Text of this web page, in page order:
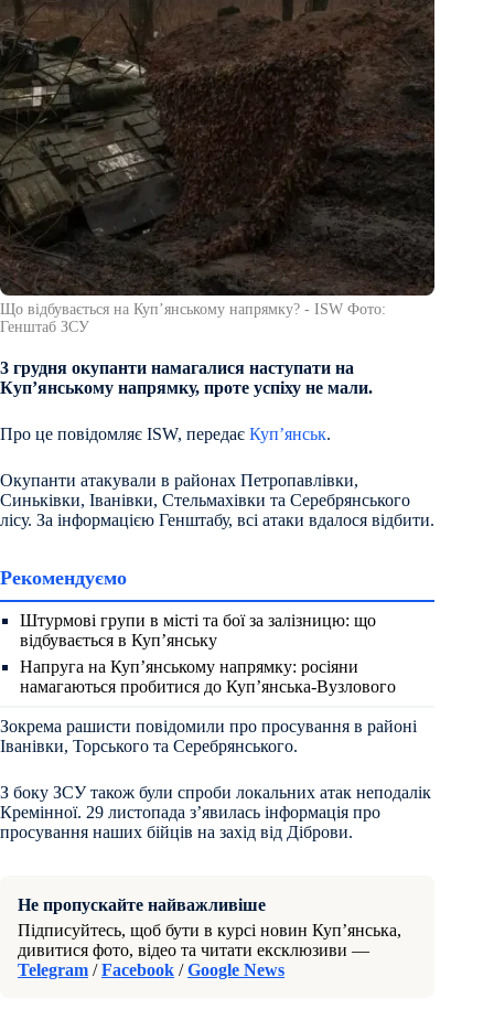
Що відбувається на Купʼянському напрямку? - ISW Фото:
Генштаб ЗСУ
3 грудня окупанти намагалися наступати на
Купʼянському напрямку, проте успіху не мали.
Про це повідомляє ISW, передає Куп’янськ.
Окупанти атакували в районах Петропавлівки,
Синьківки, Іванівки, Стельмахівки та Серебрянського
лісу. За інформацією Генштабу, всі атаки вдалося відбити.
Рекомендуємо
Штурмові групи в місті та бої за залізницю: що
відбувається в Куп’янську
Напруга на Куп’янському напрямку: росіяни
намагаються пробитися до Куп’янська-Вузлового
Зокрема рашисти повідомили про просування в районі
Іванівки, Торського та Серебрянського.
З боку ЗСУ також були спроби локальних атак неподалік
Кремінної. 29 листопада зʼявилась інформація про
просування наших бійців на захід від Діброви.
Не пропускайте найважливіше
Підписуйтесь, щоб бути в курсі новин Куп’янська,
дивитися фото, відео та читати ексклюзиви —
Telegram /Facebook /Google News